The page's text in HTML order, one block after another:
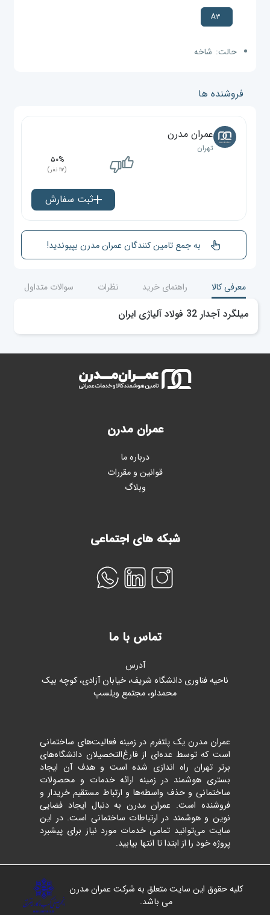
A۳
حالت: شاخه
فروشنده ها
عمران مدرن
تهران
۵۰%
(۱۱۲ نفر)
ثبت سفارش
به جمع تامین کنندگان عمران مدرن بپیوندید!
معرفی کالا راهنمای خرید نظرات سوالات متداول
میلگرد آجدار 32 فولاد آلیاژی ایران
عمران مدرن
درباره ما
قوانین و مقررات
وبلاگ
شبکه های اجتماعی
تماس با ما
آدرس
ناحیه فناوری دانشگاه شریف، خیابان آزادی، کوچه بیک
محمدلو، مجتمع ویلسپ
عمران مدرن یک پلتفرم در زمینه فعالیت‌های ساختمانی
است که توسط عده‌ای از فارغ‌التحصیلان دانشگاه‌های
برتر تهران راه اندازی شده است و هدف آن ایجاد
بستری هوشمند در زمینه ارائه خدمات و محصولات
ساختمانی و حذف واسطه‌ها و ارتباط مستقیم خریدار و
فروشنده است. عمران مدرن به دنبال ایجاد فضایی
نوین و هوشمند در ارتباطات ساختمانی است. در این
سایت می‌توانید تمامی خدمات مورد نیاز برای پیشبرد
پروژه خود را از ابتدا تا انتها بیابید.
کلیه حقوق این سایت متعلق به شرکت عمران مدرن
می باشد.